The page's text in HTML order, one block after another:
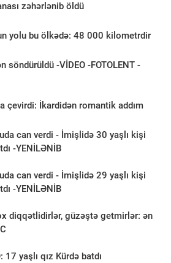
zəhərlənib öldü
yolu bu ölkədə: 48 000 kilometrdir
söndürüldü -VİDEO -FOTOLENT -
çevirdi: İkardidən romantik addım
can verdi - İmişlidə 30 yaşlı kişi
-YENİLƏNİB
can verdi - İmişlidə 29 yaşlı kişi
-YENİLƏNİB
diqqətlidirlər, güzəştə getmirlər: ən
yaşlı qız Kürdə batdı